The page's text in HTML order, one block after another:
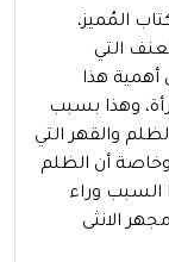
المُميز،
التي
أهمية هذا
وهذا بسبب
والقهر التي
أن الظلم
السبب وراء
الانثى